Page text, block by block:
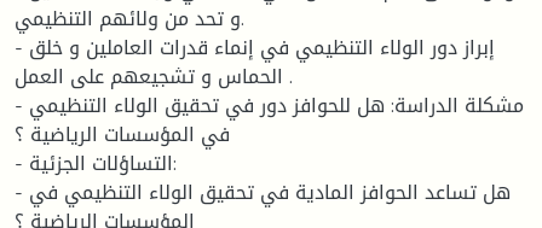
و تحد من ولائهم التنظيمي.
- إبراز دور الولاء التنظيمي في إنماء قدرات العاملين و خلق
الحماس و تشجيعهم على العمل .
- مشكلة الدراسة: هل للحوافز دور في تحقيق الولاء التنظيمي
في المؤسسات الرياضية ؟
- التساؤلات الجزئية:
- هل تساعد الحوافز المادية في تحقيق الولاء التنظيمي في